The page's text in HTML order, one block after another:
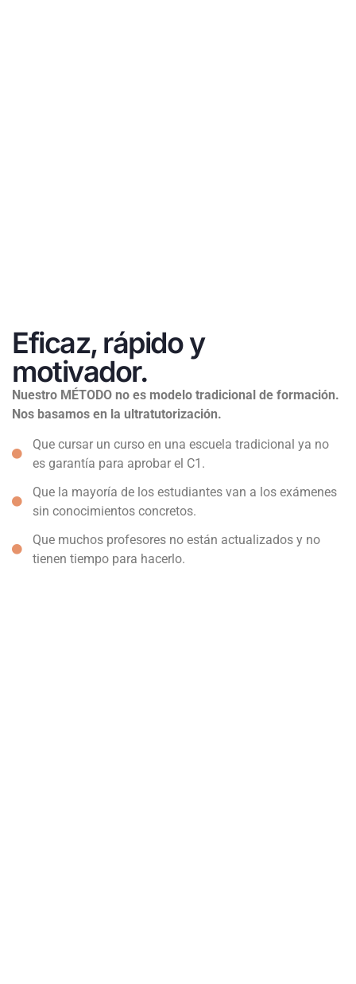
Eficaz, rápido y
motivador.
Nuestro MÉTODO no es modelo tradicional de formación.
Nos basamos en la ultratutorización.
Que cursar un curso en una escuela tradicional ya no
es garantía para aprobar el C1.
Que la mayoría de los estudiantes van a los exámenes
sin conocimientos concretos.
Que muchos profesores no están actualizados y no
tienen tiempo para hacerlo.